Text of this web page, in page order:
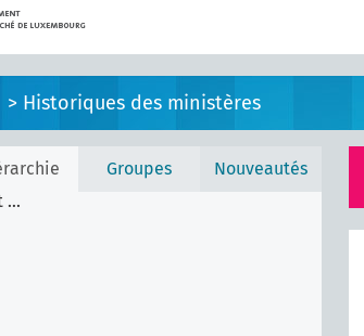
> Historiques des ministères
Groupes
Nouveautés
...